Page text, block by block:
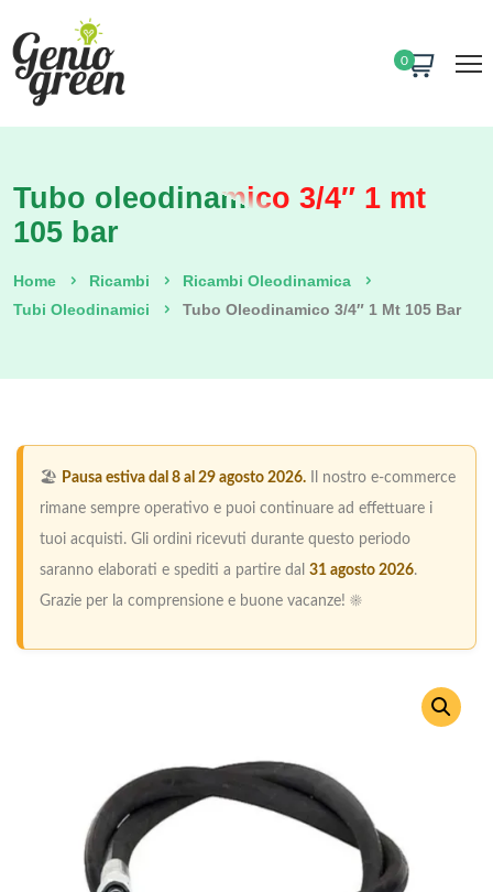
0
Tubo oleodinamico 3/4″ 1 mt
105 bar
Home Ricambi
Ricambi Oleodinamica
Tubi Oleodinamici
Tubo Oleodinamico 3/4″ 1 Mt 105 Bar
🏖️ Pausa estiva dal 8 al 29 agosto 2026. Il nostro e-commerce
rimane sempre operativo e puoi continuare ad effettuare i
tuoi acquisti. Gli ordini ricevuti durante questo periodo
saranno elaborati e spediti a partire dal 31 agosto 2026.
Grazie per la comprensione e buone vacanze! ☀️